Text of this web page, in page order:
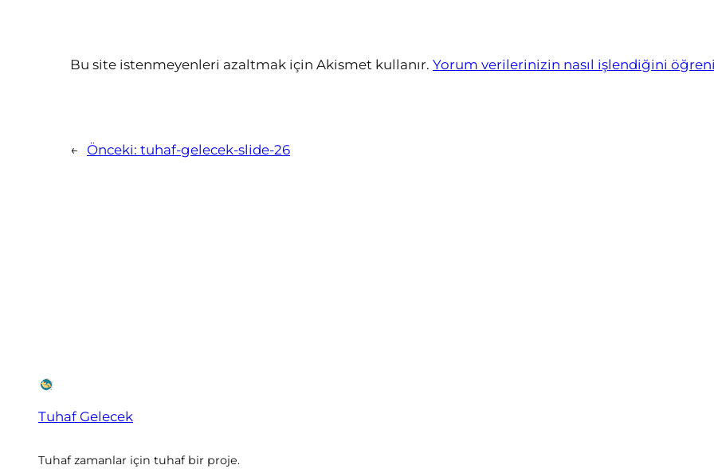
Bu site istenmeyenleri azaltmak için Akismet kullanır. Yorum verilerinizin nasıl işlendiğini
← Önceki: tuhaf-gelecek-slide-26
Tuhaf Gelecek
Tuhaf zamanlar için tuhaf bir proje.